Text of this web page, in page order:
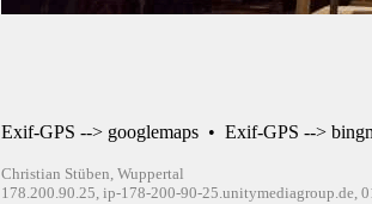
Exif-GPS --> googlemaps • Exif-GPS -->
Christian Stüben, Wuppertal
178.200.90.25, ip-178-200-90-25.unitymediagroup.de,